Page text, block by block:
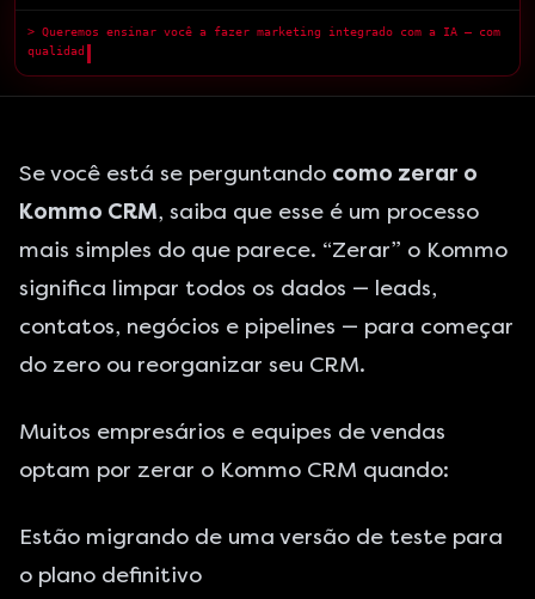
> Queremos ensinar você a fazer marketing integrado com a IA — com
qualidade superior.
Se você está se perguntando como zerar o
Kommo CRM, saiba que esse é um processo
mais simples do que parece. “Zerar” o Kommo
significa limpar todos os dados — leads,
contatos, negócios e pipelines — para começar
do zero ou reorganizar seu CRM.
Muitos empresários e equipes de vendas
optam por zerar o Kommo CRM quando:
Estão migrando de uma versão de teste para
o plano definitivo